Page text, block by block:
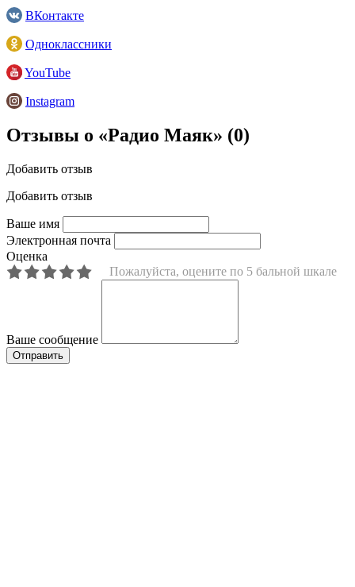
ВКонтакте
Одноклассники
YouTube
Instagram
Отзывы о «Радио Маяк» (0)
Добавить отзыв
Добавить отзыв
Ваше имя
Электронная почта
Оценка
Пожалуйста, оцените по 5 бальной шкале
Ваше сообщение